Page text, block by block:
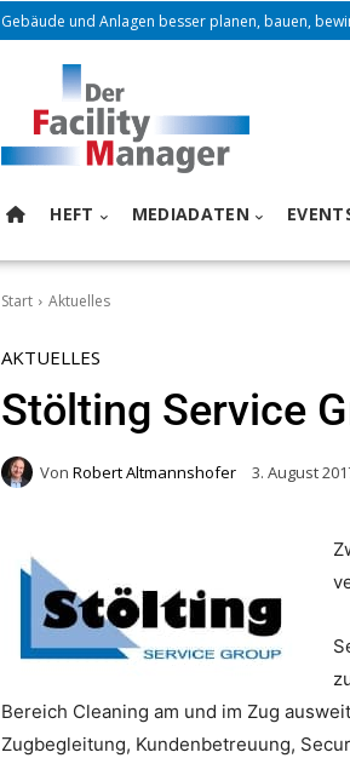
Gebäude und Anlagen besser planen, bauen,
HEFT MEDIADATEN
Start Aktuelles
AKTUELLES
Stölting Service
Von Robert Altmannshofer 3. August
Bereich Cleaning am und im Zug
Zugbegleitung, Kundenbetreuung,